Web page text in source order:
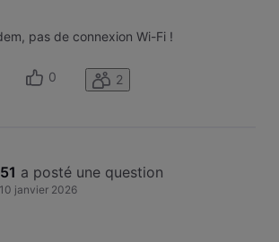
pas de connexion Wi-Fi !
0 2
a posté une question
janvier 2026